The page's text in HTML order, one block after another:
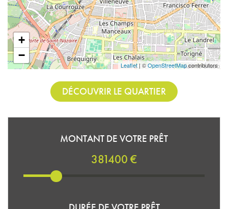
+
−
Leaflet| ©OpenStreetMapcontributors
DÉCOUVRIR LE QUARTIER
MONTANT DE VOTRE PRÊT
381400 €